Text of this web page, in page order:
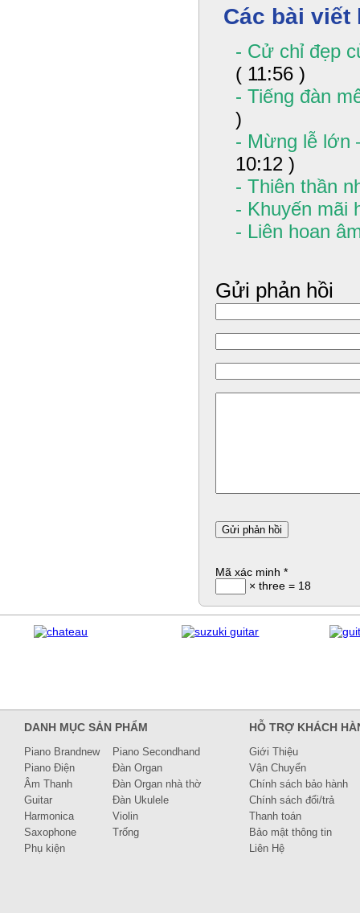
Các bài viết
- Cử chỉ đẹp
( 11:56 )
- Tiếng đàn
)
- Mừng lễ lớn
10:12 )
- Thiên thần
- Khuyến mãi
- Liên hoan
Gửi phản hồi
Mã xác minh *
× three = 18
DANH MỤC SẢN PHẨM
Piano Brandnew
Piano Secondhand
Piano Điện
Đàn Organ
Âm Thanh
Đàn Organ nhà thờ
Guitar
Đàn Ukulele
Harmonica
Violin
Saxophone
Trống
Phụ kiện
HỖ TRỢ KHÁCH
Giới Thiệu
Vận Chuyển
Chính sách bảo hành
Chính sách đổi/trả
Thanh toán
Bảo mật thông tin
Liên Hệ